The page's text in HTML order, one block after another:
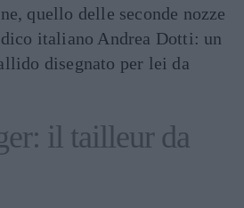
quello delle seconde nozze
italiano Andrea Dotti: un
disegnato per lei da
il tailleur da